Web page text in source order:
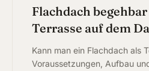
Flachdach
Terrasse auf dem
Kann man ein Flachdach als
Voraussetzungen, Aufbau